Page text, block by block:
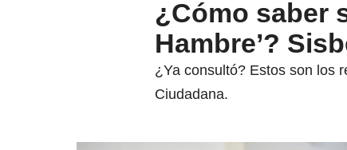
¿Cómo saber
Hambre’?
¿Ya consultó? Estos son los
Ciudadana.